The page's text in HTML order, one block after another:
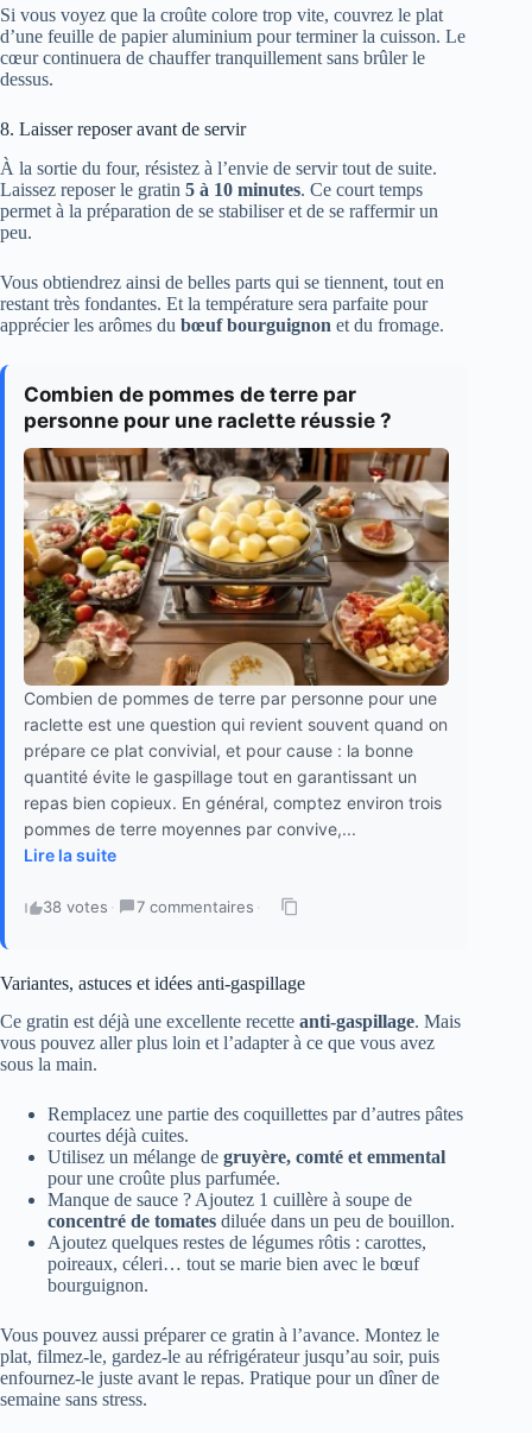
Si vous voyez que la croûte colore trop vite, couvrez le plat
d’une feuille de papier aluminium pour terminer la cuisson. Le
cœur continuera de chauffer tranquillement sans brûler le
dessus.
8. Laisser reposer avant de servir
À la sortie du four, résistez à l’envie de servir tout de suite.
Laissez reposer le gratin 5 à 10 minutes. Ce court temps
permet à la préparation de se stabiliser et de se raffermir un
peu.
Vous obtiendrez ainsi de belles parts qui se tiennent, tout en
restant très fondantes. Et la température sera parfaite pour
apprécier les arômes du bœuf bourguignon et du fromage.
Combien de pommes de terre par
personne pour une raclette réussie ?
Combien de pommes de terre par personne pour une
raclette est une question qui revient souvent quand on
prépare ce plat convivial, et pour cause : la bonne
quantité évite le gaspillage tout en garantissant un
repas bien copieux. En général, comptez environ trois
pommes de terre moyennes par convive,...
Lire la suite
38 votes · 7 commentaires ·
Variantes, astuces et idées anti-gaspillage
Ce gratin est déjà une excellente recette anti-gaspillage. Mais
vous pouvez aller plus loin et l’adapter à ce que vous avez
sous la main.
Remplacez une partie des coquillettes par d’autres pâtes
courtes déjà cuites.
Utilisez un mélange de gruyère, comté et emmental
pour une croûte plus parfumée.
Manque de sauce ? Ajoutez 1 cuillère à soupe de
concentré de tomates diluée dans un peu de bouillon.
Ajoutez quelques restes de légumes rôtis : carottes,
poireaux, céleri… tout se marie bien avec le bœuf
bourguignon.
Vous pouvez aussi préparer ce gratin à l’avance. Montez le
plat, filmez-le, gardez-le au réfrigérateur jusqu’au soir, puis
enfournez-le juste avant le repas. Pratique pour un dîner de
semaine sans stress.